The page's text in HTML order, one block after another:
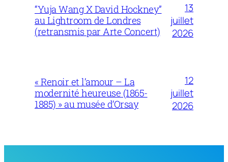
“Yuja Wang X David Hockney”
au Lightroom de Londres
(retransmis par Arte Concert)
13
juillet
2026
« Renoir et l’amour – La
modernité heureuse (1865-
1885) » au musée d’Orsay
12
juillet
2026